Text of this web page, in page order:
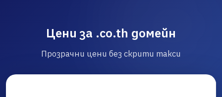
Цени за .co.th домейн
Прозрачни цени без скрити такси